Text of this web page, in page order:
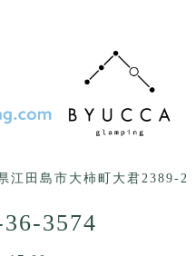
江田島市大柿町大君2389-2
3574